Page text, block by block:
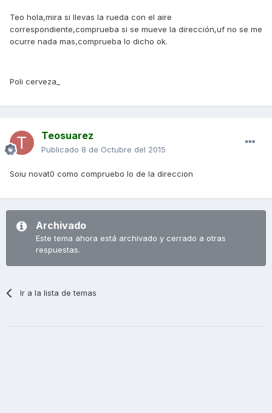
Teo hola,mira si llevas la rueda con el aire
correspondiente,comprueba si se mueve la dirección,uf no se me
ocurre nada mas,comprueba lo dicho ok.
Poli cerveza_
Teosuarez
Publicado 8 de Octubre del 2015
Soiu novat0 como compruebo lo de la direccion
Archivado
Este tema ahora está archivado y cerrado a otras
respuestas.
Ir a la lista de temas